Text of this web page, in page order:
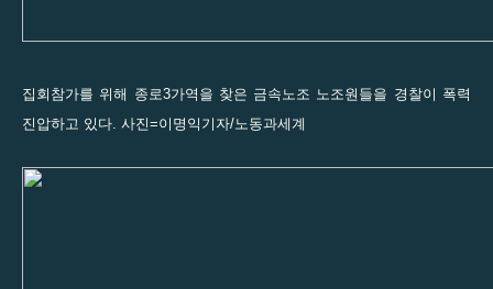
집회참가를 위해 종로3가역을 찾은 금속노조 노조원들을 경찰이 폭력
진압하고 있다. 사진=이명익기자/노동과세계